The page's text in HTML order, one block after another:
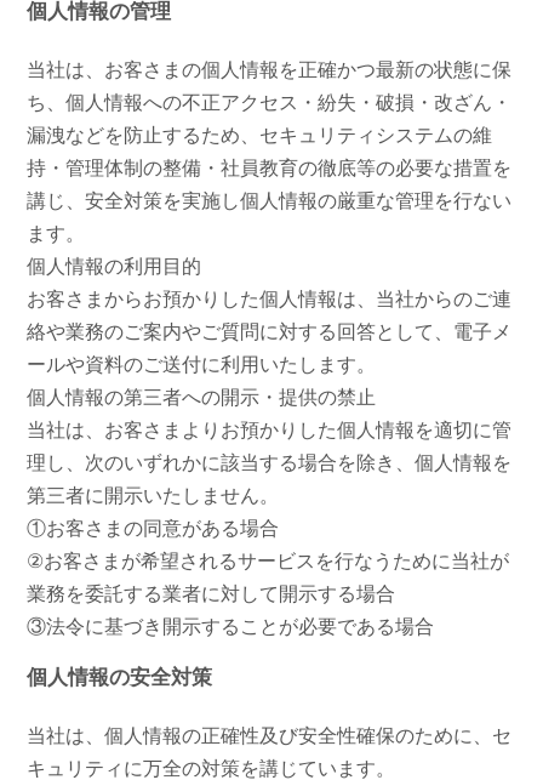
個人情報の管理
当社は、お客さまの個人情報を正確かつ最新の状態に保
ち、個人情報への不正アクセス・紛失・破損・改ざん・
漏洩などを防止するため、セキュリティシステムの維
持・管理体制の整備・社員教育の徹底等の必要な措置を
講じ、安全対策を実施し個人情報の厳重な管理を行ない
ます。
個人情報の利用目的
お客さまからお預かりした個人情報は、当社からのご連
絡や業務のご案内やご質問に対する回答として、電子メ
ールや資料のご送付に利用いたします。
個人情報の第三者への開示・提供の禁止
当社は、お客さまよりお預かりした個人情報を適切に管
理し、次のいずれかに該当する場合を除き、個人情報を
第三者に開示いたしません。
①お客さまの同意がある場合
②お客さまが希望されるサービスを行なうために当社が
業務を委託する業者に対して開示する場合
③法令に基づき開示することが必要である場合
個人情報の安全対策
当社は、個人情報の正確性及び安全性確保のために、セ
キュリティに万全の対策を講じています。